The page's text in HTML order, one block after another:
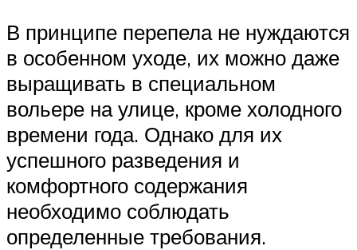
В принципе перепела не нуждаются
в особенном уходе, их можно даже
выращивать в специальном
вольере на улице, кроме холодного
времени года. Однако для их
успешного разведения и
комфортного содержания
необходимо соблюдать
определенные требования.